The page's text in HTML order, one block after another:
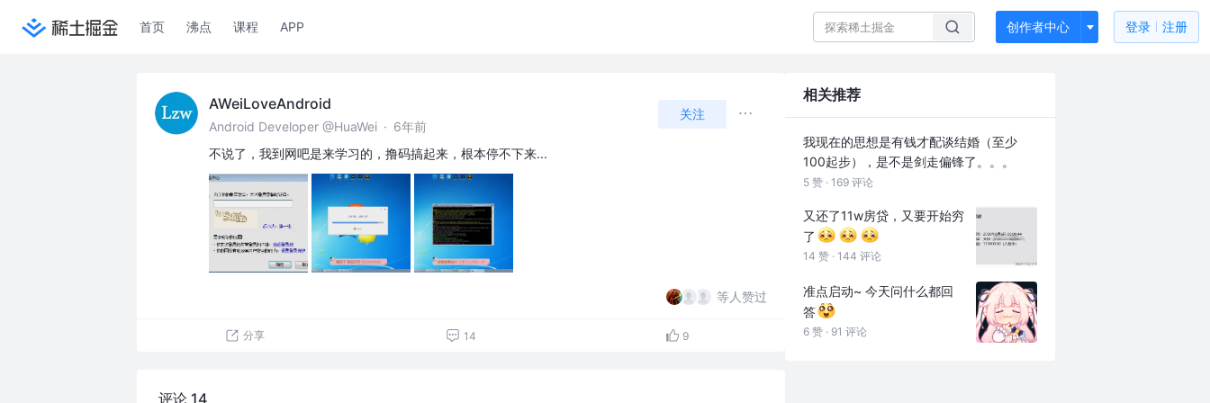
首页 沸点 课程 APP 创作者中心 登录 注册
AWeiLoveAndroid
Android Developer @HuaWei · 6年前
关注
不说了，我到网吧是来学习的，撸码搞起来，根本停不下来...
等人赞过
分享 14 9
评论 14
相关推荐
我现在的思想是有钱才配谈结婚（至少
100起步），是不是剑走偏锋了。。。
5 赞 · 169 评论
又还了11w房贷，又要开始穷
了
14 赞 · 144 评论
准点启动~ 今天问什么都回
答
6 赞 · 91 评论